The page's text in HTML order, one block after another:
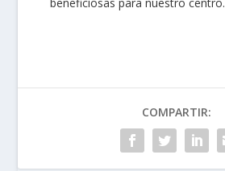
COMPARTIR: